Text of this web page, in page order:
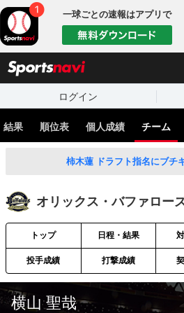
一球ごとの速報はアプリで
ログイン
結果 順位表 個人成績 チーム
柿木蓮 ドラフト指名にブチ
オリックス・バファロー
トップ 日程・結果
投手成績 打撃成績
横山 聖哉